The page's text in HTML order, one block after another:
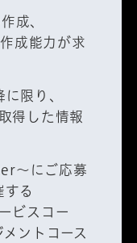
成、
成能力が求
限り、
得した情報
～にご応募
る
ビスコー
ントコース